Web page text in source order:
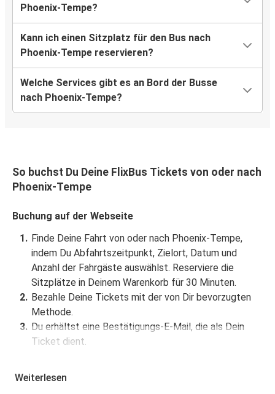
Phoenix-Tempe?
Kann ich einen Sitzplatz für den Bus nach
Phoenix-Tempe reservieren?
Welche Services gibt es an Bord der Busse
nach Phoenix-Tempe?
So buchst Du Deine FlixBus Tickets von oder nach
Phoenix-Tempe
Buchung auf der Webseite
Finde Deine Fahrt von oder nach Phoenix-Tempe,
indem Du Abfahrtszeitpunkt, Zielort, Datum und
Anzahl der Fahrgäste auswählst. Reserviere die
Sitzplätze in Deinem Warenkorb für 30 Minuten.
Bezahle Deine Tickets mit der von Dir bevorzugten
Methode.
Du erhältst eine Bestätigungs-E-Mail, die als Dein
Ticket dient.
Weiterlesen